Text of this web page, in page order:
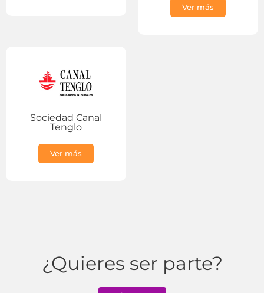
Ver más
Sociedad Canal
Tenglo
Ver más
¿Quieres ser parte?